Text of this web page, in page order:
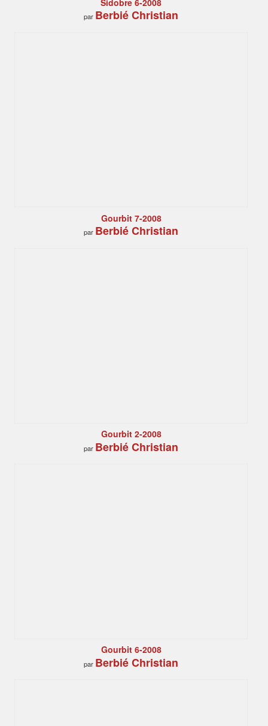
par Berbié Christian
Gourbit 7-2008
par Berbié Christian
Gourbit 2-2008
par Berbié Christian
Gourbit 6-2008
par Berbié Christian